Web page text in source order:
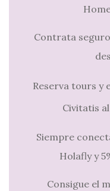
Contrata
Reserva tours y
Civitatis
Siempre
Holafly y
Consigue el